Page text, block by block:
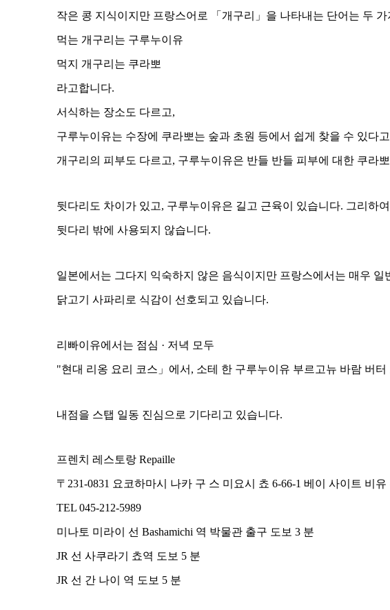
작은 콩 지식이지만 프랑스어로 「개구리」을 나타내는 단어는 두
먹는 개구리는 구루누이유
먹지 개구리는 쿠라뽀
라고합니다.
서식하는 장소도 다르고,
구루누이유는 수장에 쿠라뽀는 숲과 초원 등에서 쉽게 찾을 수 있다
개구리의 피부도 다르고, 구루누이유은 반들 반들 피부에 대한 쿠라
뒷다리도 차이가 있고, 구루누이유은 길고 근육이 있습니다. 그리하
뒷다리 밖에 사용되지 않습니다.
일본에서는 그다지 익숙하지 않은 음식이지만 프랑스에서는 매우 일
닭고기 사파리로 식감이 선호되고 있습니다.
리빠이유에서는 점심 · 저녁 모두
"현대 리옹 요리 코스」에서, 소테 한 구루누이유 부르고뉴 바람 버
내점을 스탭 일동 진심으로 기다리고 있습니다.
프렌치 레스토랑 Repaille
〒231-0831 요코하마시 나카 구 스 미요시 쵸 6-66-1 베이 사이트 비유
TEL 045-212-5989
미나토 미라이 선 Bashamichi 역 박물관 출구 도보 3 분
JR 선 사쿠라기 쵸역 도보 5 분
JR 선 간 나이 역 도보 5 분